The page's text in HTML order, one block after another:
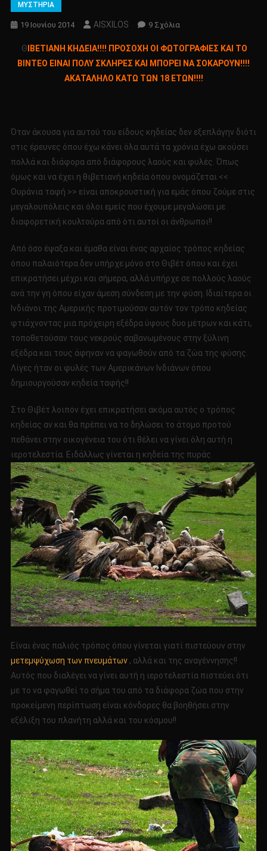
ΜΥΣΤΗΡΙΑ
19 Ιουνίου 2014 AISXILOS 9 ΣχόλιαΣτο
ΚΗΔΕΙΑ!!!!
ΠΡΟΣΟΧΗ
ΟΙ
ΒΙΝΤΕΟ
ΕΙΝΑΙ
ΠΟΛΥ
ΣΚΛΗΡΕΣ
ΚΑΙ
ΜΠΟΡΕΙ
ΝΑ
ΑΚΑΤΑΛΗΛΟ
ΚΑΤΩ
ΕΤΩΝ!!!!
Θ ΙΒΕΤΙΑΝΗ ΚΗΔΕΙΑ!!!! ΠΡΟΣΟΧΗ ΟΙ ΦΩΤΟΓΡΑΦΙΕΣ ΚΑΙ ΤΟ
ΒΙΝΤΕΟ ΕΙΝΑΙ ΠΟΛΥ ΣΚΛΗΡΕΣ ΚΑΙ ΜΠΟΡΕΙ ΝΑ ΣΟΚΑΡΟΥΝ!!!!
ΑΚΑΤΑΛΗΛΟ ΚΑΤΩ ΤΩΝ 18 ΕΤΩΝ!!!!
Όταν άκουσα για αυτού του είδους κηδείας δεν εξεπλάγην διότι
στις έρευνες όπου έχω κάνει όλα αυτά τα χρόνια έχω ακούσει
πολλά και διάφορα από διάφορους λαούς και φυλές. Όπως
όμως και να έχει η θιβετιανή κηδεία όπου ονομάζεται <<
Ουράνια ταφή >> είναι αποκρουστική για εμάς όπου ζούμε στις
μεγαλουπόλεις και όλοι εμείς που έχουμε μεγαλώσει με
διαφορετική κουλτούρα από ότι αυτοί οι άνθρωποι!!
Από όσο έψαξα και έμαθα είναι ένας αρχαίος τρόπος κηδείας
όπου παλαιότερα δεν υπήρχε μόνο στο Θιβέτ όπου και έχει
επικρατήσει μέχρι και σήμερα, αλλά υπήρχε σε πολλούς λαούς
ανά την γη όπου είχαν άμεση σύνδεση με την φύση. Ιδιαίτερα οι
Ινδιάνοι της Αμερικής προτιμούσαν αυτόν τον τρόπο κηδείας
φτιάχνοντας μια πρόχειρη εξέδρα ύψους δυο μέτρων και κάτι,
τοποθετούσαν τους νεκρούς σαβανωμένους στην ξύλινη
εξέδρα και τους άφηναν να φαγωθούν από τα ζώα της φύσης.
Λίγες ήταν οι φυλές των Αμερικάνων Ινδιάνων όπου
δημιουργούσαν κηδεία ταφής!!
Στο Θιβέτ λοιπόν έχει επικρατήσει ακόμα αυτός ο τρόπος
κηδείας αν και θα πρέπει να το δηλώσει το άτομο προτού
πεθάνει στην οικογένεια του ότι θέλει να γίνει όλη αυτή η
ιεροτελεστία. Ειδάλλως γίνεται η κηδεία της πυράς.
Είναι ένας παλιός τρόπος όπου γίνεται γιατί πιστεύουν στην
μετεμψύχωση των πνευμάτων, αλλά και της αναγέννησης!!
Αυτός που διαλέγει να γίνει αυτή η ιεροτελεστία πιστεύει ότι
με το να φαγωθεί το σήμα του από τα διάφορα ζώα που στην
προκείμενη περίπτωση είναι κόνδορες θα βοηθήσει στην
εξέλιξη του πλανήτη αλλά και του κόσμου!!